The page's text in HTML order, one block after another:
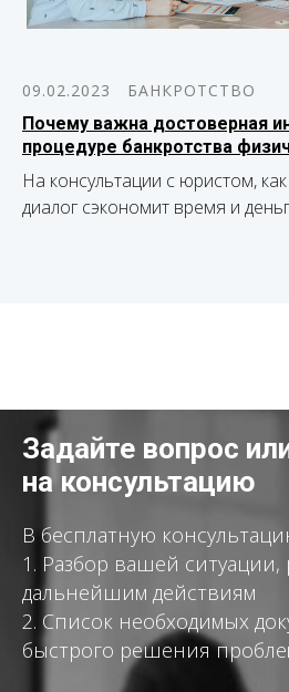
09.02.2023
БАНКРОТСТВО
Почему важна достоверная
процедуре банкротства
На консультации с юристом,
диалог сэкономит время и
Задайте вопрос
на консультацию
В бесплатную
1. Разбор вашей
дальнейшим действиям
2. Список необходимых
быстрого решения